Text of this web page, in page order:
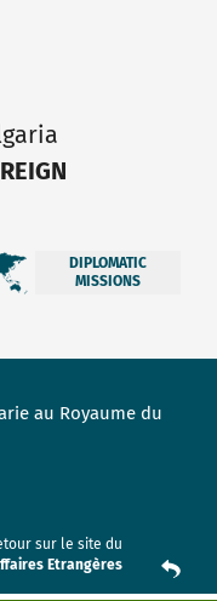
DIPLOMATIC
MISSIONS
au Royaume du
sur le site du
Etrangères